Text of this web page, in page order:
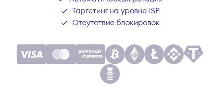
Таргетинг на уровне ISP
Отсутствие блокировок